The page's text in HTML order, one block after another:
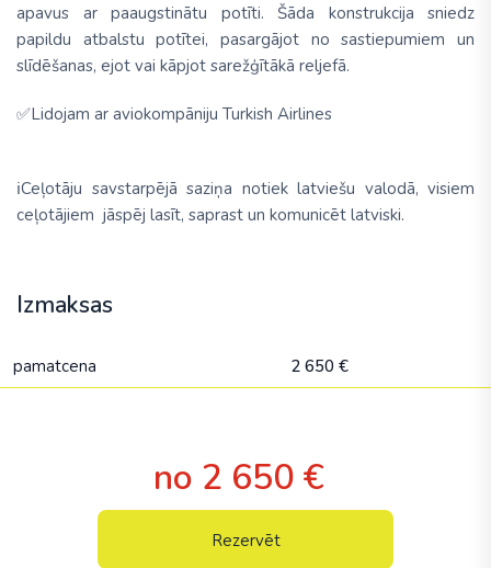
apavus ar paaugstinātu potīti. Šāda konstrukcija sniedz
papildu atbalstu potītei, pasargājot no sastiepumiem un
slīdēšanas, ejot vai kāpjot sarežģītākā reljefā.
✅Lidojam ar aviokompāniju Turkish Airlines
ℹ️Ceļotāju savstarpējā saziņa notiek latviešu valodā, visiem
ceļotājiem jāspēj lasīt, saprast un komunicēt latviski.
Izmaksas
pamatcena 2 650 €
no 2 650 €
Rezervēt